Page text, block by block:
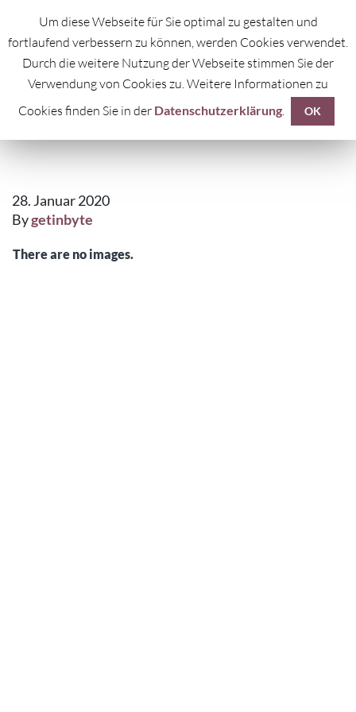
FEUERWERKSKÖRPER
28. Januar 2020
Bygetinbyte
There are no images.
Um diese Webseite für Sie optimal zu gestalten und
fortlaufend verbessern zu können, werden Cookies verwendet.
Durch die weitere Nutzung der Webseite stimmen Sie der
Verwendung von Cookies zu. Weitere Informationen zu
Cookies finden Sie in der Datenschutzerklärung. OK